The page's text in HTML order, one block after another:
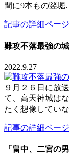
間に9本もの竪
記事の詳細ペー
難攻不落最強の
2022.9.27
９月２６日に放
て、高天神城は
たく想像してい
記事の詳細ペー
「畠中、二宮の